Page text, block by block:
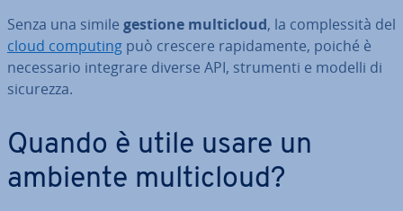
Senza una simile gestione mul­ti­cloud, la com­ples­si­tà del
cloud computing può crescere ra­pi­da­men­te, poiché è
ne­ces­sa­rio integrare diverse API, strumenti e modelli di
sicurezza.
Quando è utile usare un
ambiente mul­ti­cloud?